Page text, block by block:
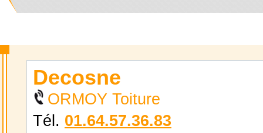
Decosne
ORMOY Toiture
Tél. 01.64.57.36.83